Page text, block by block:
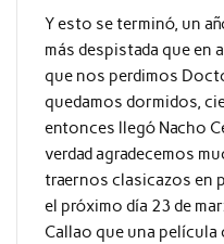
Y esto se terminó, un
más despistada que en
que nos perdimos
quedamos dormidos,
entonces llegó Nacho
verdad agradecemos
traernos clasicazos en
el próximo día 23 de
Callao que una película